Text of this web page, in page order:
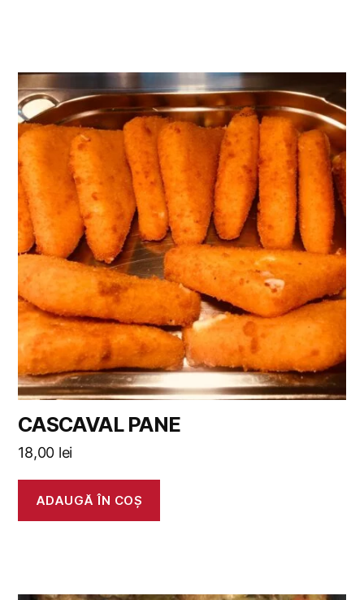
CASCAVAL PANE
18,00 lei
ADAUGĂ ÎN COȘ